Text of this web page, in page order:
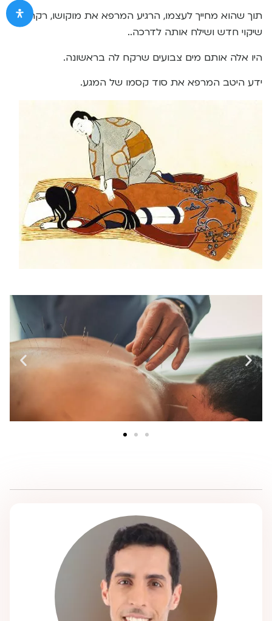
תוך שהוא מחייך לעצמו, הרגיע המרפא את מוקושו, רקח לה
שיקוי חדש ושילח אותה לדרכה..
היו אלה אותם מים צבועים שרקח לה בראשונה.
ידע היטב המרפא את סוד קסמו של המגע.